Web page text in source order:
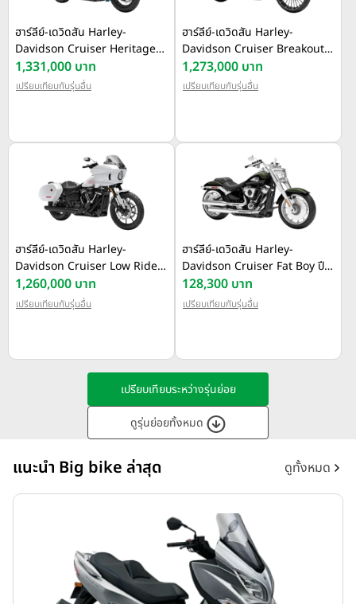
ฮาร์ลีย์-เดวิดสัน Harley-
Davidson Cruiser Heritage
Classic ปี 2026
1,331,000 บาท
เปรียบเทียบกับรุ่นอื่น
ฮาร์ลีย์-เดวิดสัน Harley-
Davidson Cruiser Breakout ปี
2026
1,273,000 บาท
เปรียบเทียบกับรุ่นอื่น
ฮาร์ลีย์-เดวิดสัน Harley-
Davidson Cruiser Low Rider
ST ปี 2026
1,260,000 บาท
เปรียบเทียบกับรุ่นอื่น
ฮาร์ลีย์-เดวิดสัน Harley-
Davidson Cruiser Fat Boy ปี
2026
128,300 บาท
เปรียบเทียบกับรุ่นอื่น
เปรียบเทียบระหว่างรุ่นย่อย
ดูรุ่นย่อยทั้งหมด
แนะนำ Big bike ล่าสุด ดูทั้งหมด